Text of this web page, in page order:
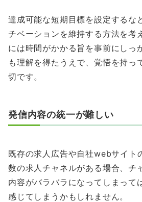
達成可能な短期目標を設定するな
チベーションを維持する方法を考
には時間がかかる旨を事前にしっ
も理解を得たうえで、覚悟を持っ
切です。
発信内容の統一が難しい
既存の求人広告や自社webサイト
数の求人チャネルがある場合、チ
内容がバラバラになってしまって
感じてしまうかもしれません。